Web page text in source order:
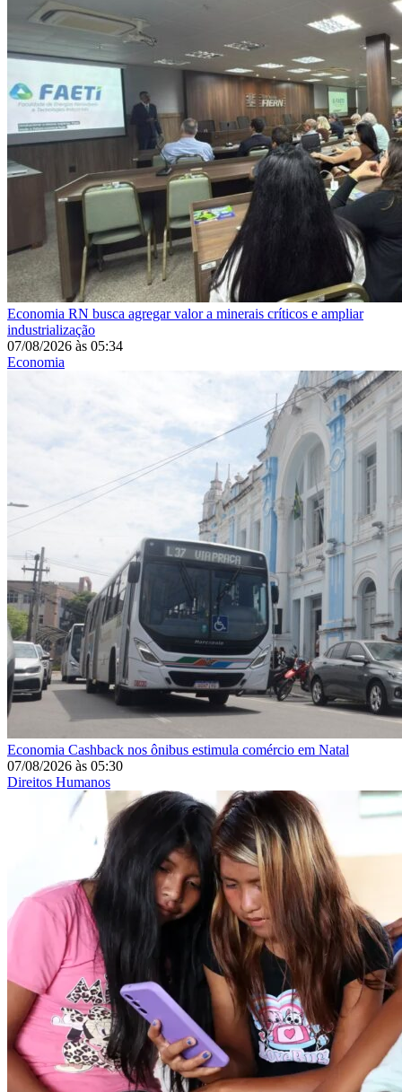
Economia RN busca agregar valor a minerais críticos e ampliar
industrialização
07/08/2026 às 05:34
Economia
Economia Cashback nos ônibus estimula comércio em Natal
07/08/2026 às 05:30
Direitos Humanos